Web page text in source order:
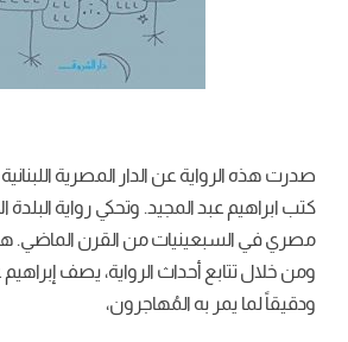
صدرت هذه الرواية عن الدار المصرية
كتب ابراهيم عبد المجيد. وتحكي رواية
مصري في السبعينيات من القرن الماضي.
ومن خلال تتابع أحداث الرواية، يصف
ودقيقاً لما يمر به المُهاجرون،